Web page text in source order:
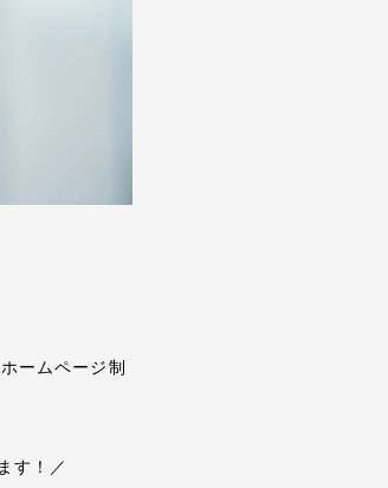
ームページ制
す！／